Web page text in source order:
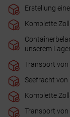
Erstellung
Komplette
unserem
Transport
Seefracht
Komplette
Transport von